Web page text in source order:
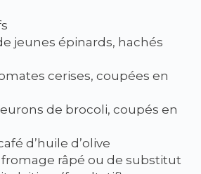
jeunes épinards, hachés
cerises, coupées en
de brocoli, coupés en
d’huile d’olive
râpé ou de substitut